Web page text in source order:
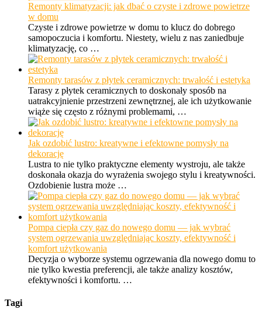
Remonty klimatyzacji: jak dbać o czyste i zdrowe powietrze
w domu
Czyste i zdrowe powietrze w domu to klucz do dobrego
samopoczucia i komfortu. Niestety, wielu z nas zaniedbuje
klimatyzację, co …
Remonty tarasów z płytek ceramicznych: trwałość i estetyka
Tarasy z płytek ceramicznych to doskonały sposób na
uatrakcyjnienie przestrzeni zewnętrznej, ale ich użytkowanie
wiąże się często z różnymi problemami, …
Jak ozdobić lustro: kreatywne i efektowne pomysły na
dekorację
Lustra to nie tylko praktyczne elementy wystroju, ale także
doskonała okazja do wyrażenia swojego stylu i kreatywności.
Ozdobienie lustra może …
Pompa ciepła czy gaz do nowego domu — jak wybrać
system ogrzewania uwzględniając koszty, efektywność i
komfort użytkowania
Decyzja o wyborze systemu ogrzewania dla nowego domu to
nie tylko kwestia preferencji, ale także analizy kosztów,
efektywności i komfortu. …
Tagi